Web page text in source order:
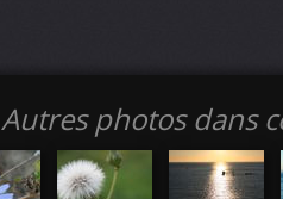
Autres photos dans